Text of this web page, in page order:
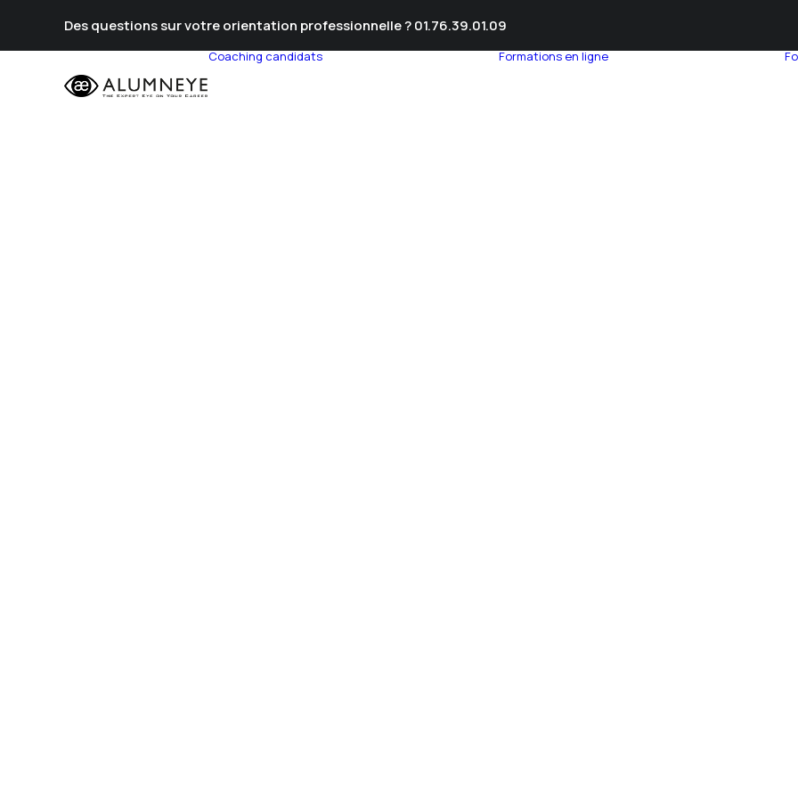
Des questions sur votre orientation professionnelle ? 01.76.39.01.09
Coaching candidats Formations en ligne